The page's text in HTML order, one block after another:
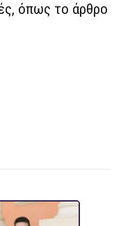
όπως το άρθρο